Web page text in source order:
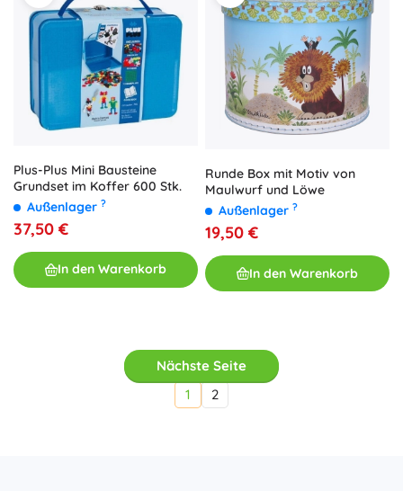
Plus-Plus Mini Bausteine
Grundset im Koffer 600 Stk.
Außenlager ?
37,50 €
In den Warenkorb
Runde Box mit Motiv von
Maulwurf und Löwe
Außenlager ?
19,50 €
In den Warenkorb
Nächste Seite
1
2